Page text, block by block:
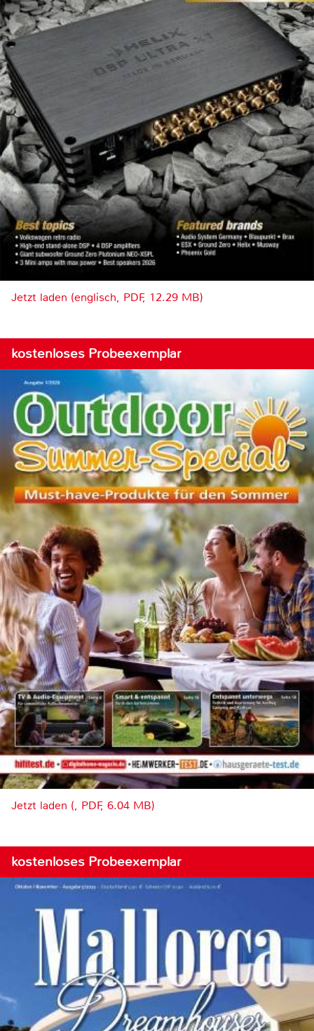
Jetzt laden (englisch, PDF, 12.29 MB)
kostenloses Probeexemplar
Jetzt laden (, PDF, 6.04 MB)
kostenloses Probeexemplar